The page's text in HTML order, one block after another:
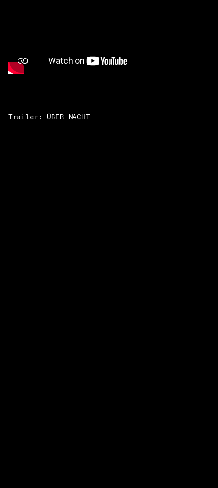
Trailer: ÜBER NACHT